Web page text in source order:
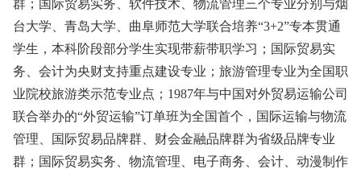
群；国际贸易实务、软件技术、物流管理三个专业分别与烟
台大学、青岛大学、曲阜师范大学联合培养“3+2”专本贯通
学生，本科阶段部分学生实现带薪带职学习；国际贸易实
务、会计为央财支持重点建设专业；旅游管理专业为全国职
业院校旅游类示范专业点；1987年与中国对外贸易运输公司
联合举办的“外贸运输”订单班为全国首个，国际运输与物流
管理、国际贸易品牌群、财会金融品牌群为省级品牌专业
群；国际贸易实务、物流管理、电子商务、会计、动漫制作